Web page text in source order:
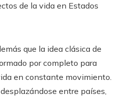
de la vida en Estados
que la idea clásica de
por completo para
en constante movimiento.
entre países,